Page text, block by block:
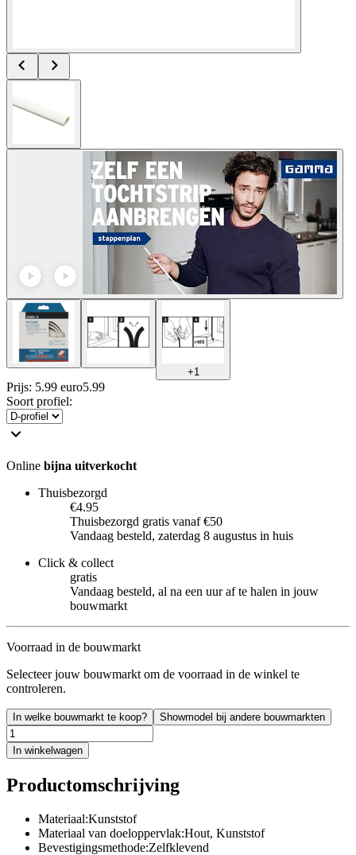
+1
Prijs: 5.99 euro5.99
Soort profiel:
Online bijna uitverkocht
Thuisbezorgd
€4.95
Thuisbezorgd gratis vanaf €50
Vandaag besteld, zaterdag 8 augustus in huis
Click & collect
gratis
Vandaag besteld, al na een uur af te halen in jouw
bouwmarkt
Voorraad in de bouwmarkt
Selecteer jouw bouwmarkt om de voorraad in de winkel te
controleren.
In welke bouwmarkt te koop? Showmodel bij andere bouwmarkten
In winkelwagen
Productomschrijving
Materiaal:Kunststof
Materiaal van doeloppervlak:Hout, Kunststof
Bevestigingsmethode:Zelfklevend